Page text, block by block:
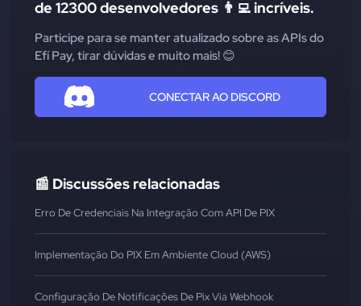
de 12300 desenvolvedores 👨‍💻 incríveis.
Participe para se manter atualizado sobre as APIs do
Efí Pay, tirar dúvidas e muito mais! 😊
CONECTAR AO DISCORD
📰 Discussões relacionadas
Erro De Credenciais Na Integração Com API De PIX
Implementação Do PIX Em Ambiente Cloud (AWS)
Configuração De Notificações De Pix Via Webhook